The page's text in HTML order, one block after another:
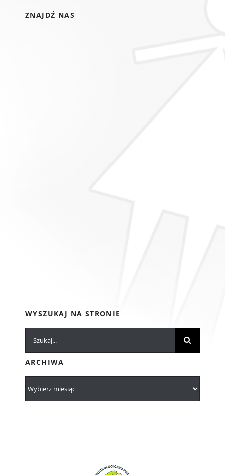
ZNAJDŹ NAS
WYSZUKAJ NA STRONIE
ARCHIWA